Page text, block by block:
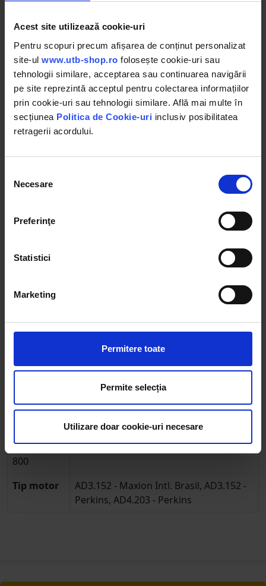
Acest site utilizează cookie-uri
Pentru scopuri precum afișarea de conținut personalizat
site-ul www.utb-shop.ro folosește cookie-uri sau
tehnologii similare, acceptarea sau continuarea navigării
pe site reprezintă acceptul pentru colectarea informațiilor
prin cookie-uri sau tehnologii similare. Află mai multe în
secțiunea Politica de Cookie-uri inclusiv posibilitatea
retragerii acordului.
consimțământului
Necesare
Preferinţe
Statistici
Marketing
Permitere toate
Permite selecția
Utilizare doar cookie-uri necesare
Diametru
91.49 mm
MASSEY
FERGUSON
Seria 100
133, 134C, 134V, 135, 135V, 140, 145,
244CF, 245, 250, 253 (Italy), 254, 254C,
Seria 2200
353S, 354AP, 354AQ, 354F, 354FP,
354FP(X), 354FQ, 354GE, 354GE(X), 354S,
354SP, 354SP(X), 354SQ, 354V, 354VQ,
356CF
3300
550, 560
Seria 700-
800
765
Tip motor
AD3.152 - Maxion Intl. Brasil, AD3.152 -
Perkins, AD4.203 - Perkins